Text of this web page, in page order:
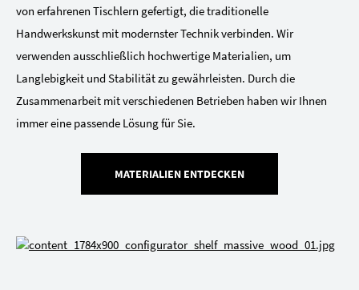
von erfahrenen Tischlern gefertigt, die traditionelle
Handwerkskunst mit modernster Technik verbinden. Wir
verwenden ausschließlich hochwertige Materialien, um
Langlebigkeit und Stabilität zu gewährleisten. Durch die
Zusammenarbeit mit verschiedenen Betrieben haben wir Ihnen
immer eine passende Lösung für Sie.
MATERIALIEN ENTDECKEN